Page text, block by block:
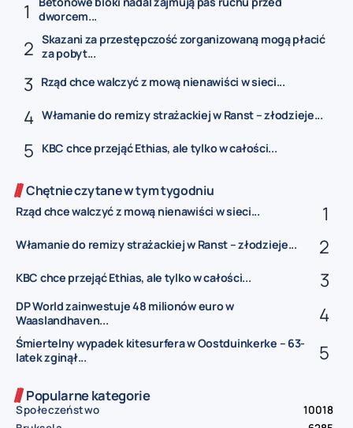
dworcem...
Skazani za przestępczość zorganizowaną mogą płacić
za pobyt...
Rząd chce walczyć z mową nienawiści w sieci...
Włamanie do remizy strażackiej w Ranst – złodzieje...
KBC chce przejąć Ethias, ale tylko w całości...
Chętnie czytane w tym tygodniu
Rząd chce walczyć z mową nienawiści w sieci...
Włamanie do remizy strażackiej w Ranst – złodzieje...
KBC chce przejąć Ethias, ale tylko w całości...
DP World zainwestuje 48 milionów euro w
Waaslandhaven...
Śmiertelny wypadek kitesurfera w Oostduinkerke – 63-
latek zginął...
Popularne kategorie
Społeczeństwo
10018